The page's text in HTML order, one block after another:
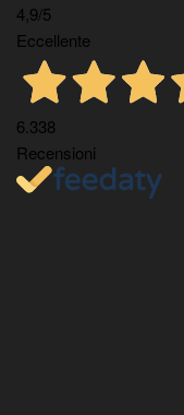
4,9/5
Eccellente
6.338
Recensioni